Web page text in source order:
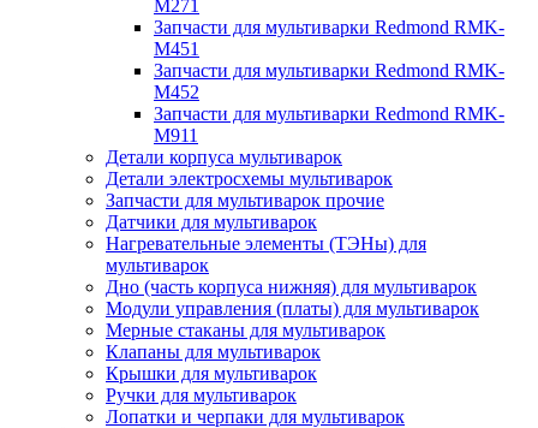
M271
Запчасти для мультиварки Redmond RMK-
M451
Запчасти для мультиварки Redmond RMK-
M452
Запчасти для мультиварки Redmond RMK-
M911
Детали корпуса мультиварок
Детали электросхемы мультиварок
Запчасти для мультиварок прочие
Датчики для мультиварок
Нагревательные элементы (ТЭНы) для
мультиварок
Дно (часть корпуса нижняя) для мультиварок
Модули управления (платы) для мультиварок
Мерные стаканы для мультиварок
Клапаны для мультиварок
Крышки для мультиварок
Ручки для мультиварок
Лопатки и черпаки для мультиварок